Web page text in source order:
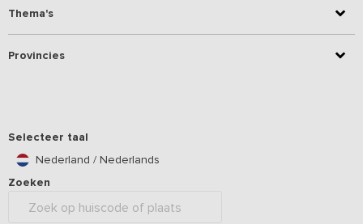
Thema's
Provincies
Selecteer taal
Nederland / Nederlands
Zoeken